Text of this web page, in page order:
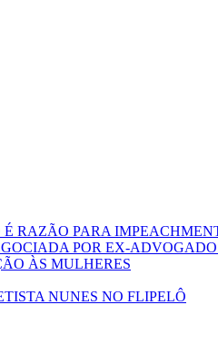
RAZÃO PARA
POR EX-
ÀS MULHERES
NUNES NO FLIPELÔ